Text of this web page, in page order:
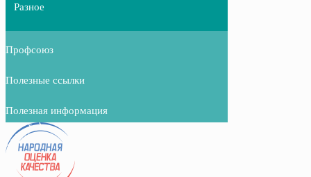
Разное
Профсоюз
Полезные ссылки
Полезная информация